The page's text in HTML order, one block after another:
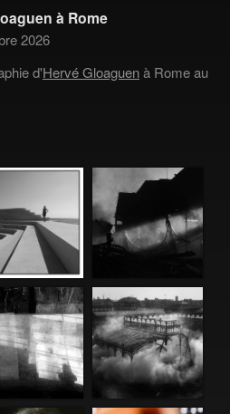
à Rome
2026
d'Hervé Gloaguenà Rome au